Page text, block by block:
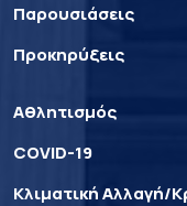
Παρουσιάσεις
Προκηρύξεις
Αθλητισμός
COVID-19
Κλιματική Αλλαγή/